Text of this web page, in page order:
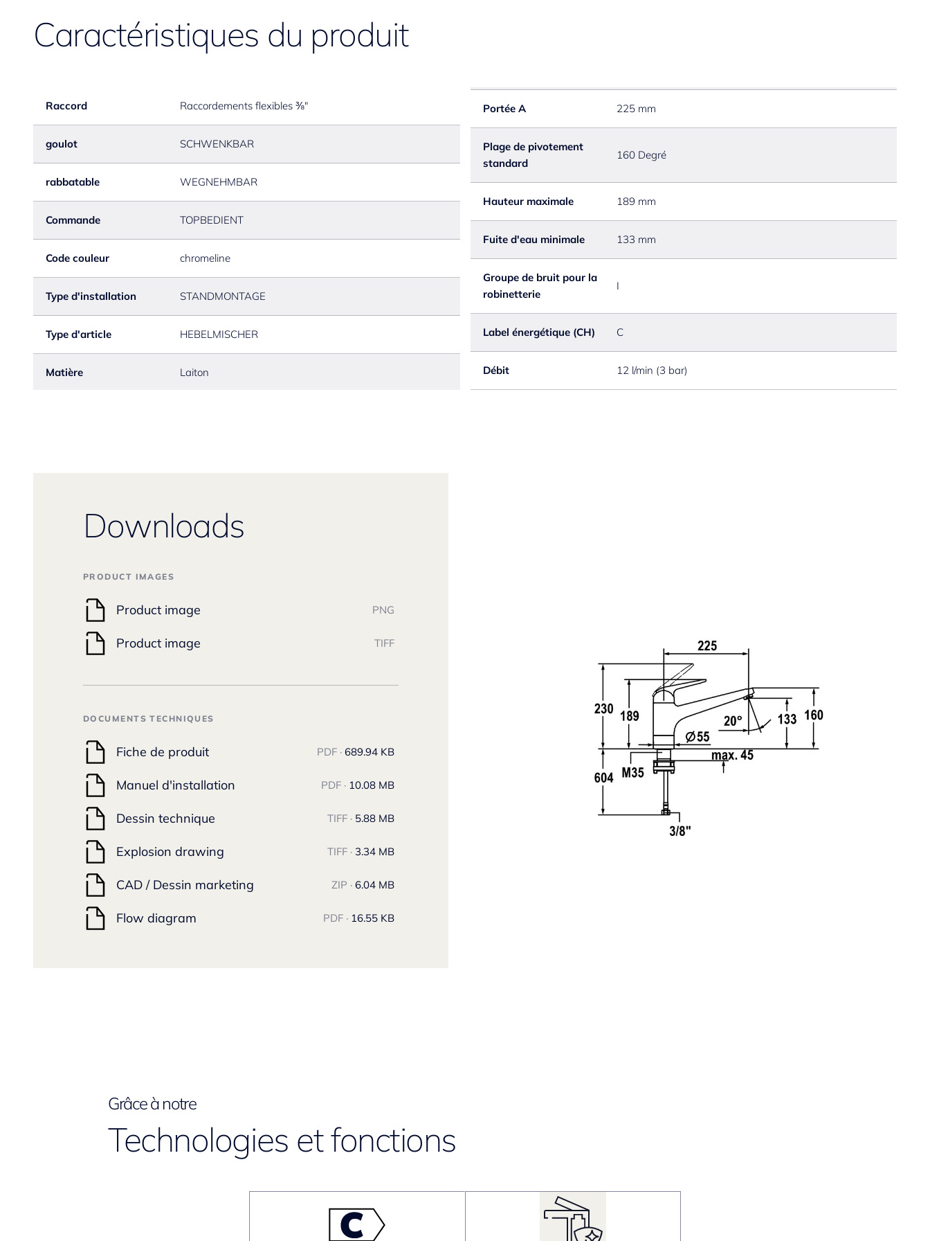
Caractéristiques du produit
Raccord Raccordements flexibles ⅜"
goulot SCHWENKBAR
rabbatable WEGNEHMBAR
Commande TOPBEDIENT
Code couleur chromeline
Type d'installation STANDMONTAGE
Type d'article HEBELMISCHER
Matière Laiton
Portée A 225 mm
Plage de pivotement
standard
160 Degré
Hauteur maximale 189 mm
Fuite d'eau minimale 133 mm
Groupe de bruit pour la
robinetterie
I
Label énergétique (CH) C
Débit 12 l/min (3 bar)
Downloads
PRODUCT IMAGES
Product image PNG
Product image TIFF
DOCUMENTS TECHNIQUES
Fiche de produit PDF · 689.94 KB
Manuel d'installation PDF · 10.08 MB
Dessin technique TIFF · 5.88 MB
Explosion drawing TIFF · 3.34 MB
CAD / Dessin marketing ZIP · 6.04 MB
Flow diagram PDF · 16.55 KB
Grâce à notre
Technologies et fonctions